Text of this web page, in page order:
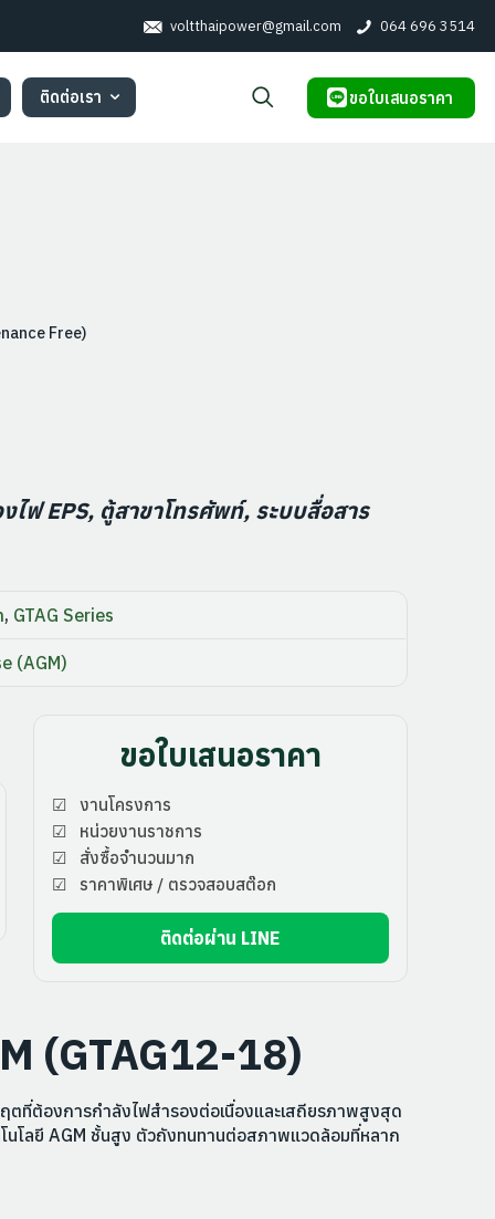
voltthaipower@gmail.com 064 696 3514
ติดต่อเรา ขอใบเสนอราคา
Free)
ไฟ EPS, ตู้สาขาโทรศัพท์, ระบบสื่อสาร
, GTAG Series
(AGM)
ขอใบเสนอราคา
☑ งานโครงการ
☑ หน่วยงานราชการ
☑ สั่งซื้อจำนวนมาก
☑ ราคาพิเศษ / ตรวจสอบสต๊อก
ติดต่อผ่าน LINE
(GTAG12-18)
ที่ต้องการกำลังไฟสำรองต่อเนื่องและเสถียรภาพสูงสุด
โลยี AGM ชั้นสูง ตัวถังทนทานต่อสภาพแวดล้อมที่หลาก